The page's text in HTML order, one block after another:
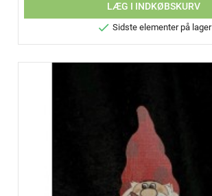
LÆG I INDKØBSKURV
 Sidste elementer på lager